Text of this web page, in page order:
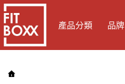
產品分類 品牌